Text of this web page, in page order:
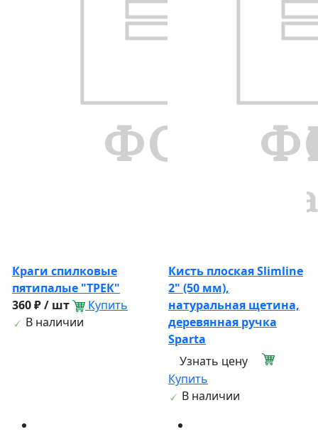
Краги спилковые
пятипалые "ТРЕК"
360 ₽ / шт
Купить
В наличии
Кисть плоская Slimline
2" (50 мм),
натуральная щетина,
деревянная ручка
Sparta
Узнать цену
Купить
В наличии